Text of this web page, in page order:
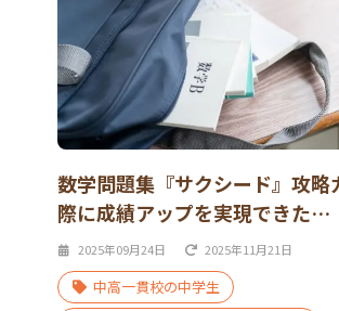
数学問題集『サクシード』攻略
際に成績アップを実現できた…
2025年09月24日 2025年11月21日
中高一貫校の中学生